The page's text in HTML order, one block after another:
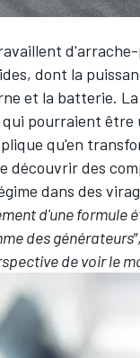
dont la
et la batterie.
pourraient être
qu'en
découvrir des
dans des
d'une formule
des générateurs"
de voir le